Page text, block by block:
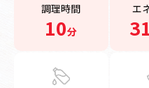
調理時間
10分
エ